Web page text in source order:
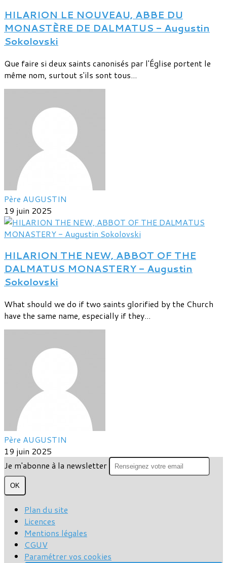
HILARION LE NOUVEAU, ABBE DU
MONASTÈRE DE DALMATUS - Augustin
Sokolovski
Que faire si deux saints canonisés par l'Église portent le
même nom, surtout s'ils sont tous...
Père AUGUSTIN
19 juin 2025
HILARION THE NEW, ABBOT OF THE
DALMATUS MONASTERY - Augustin
Sokolovski
What should we do if two saints glorified by the Church
have the same name, especially if they...
Père AUGUSTIN
19 juin 2025
Je m'abonne à la newsletter
OK
Plan du site
Licences
Mentions légales
CGUV
Paramétrer vos cookies